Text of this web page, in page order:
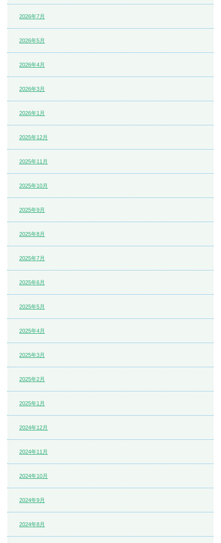
2026年7月
2026年5月
2026年4月
2026年3月
2026年1月
2025年12月
2025年11月
2025年10月
2025年9月
2025年8月
2025年7月
2025年6月
2025年5月
2025年4月
2025年3月
2025年2月
2025年1月
2024年12月
2024年11月
2024年10月
2024年9月
2024年8月